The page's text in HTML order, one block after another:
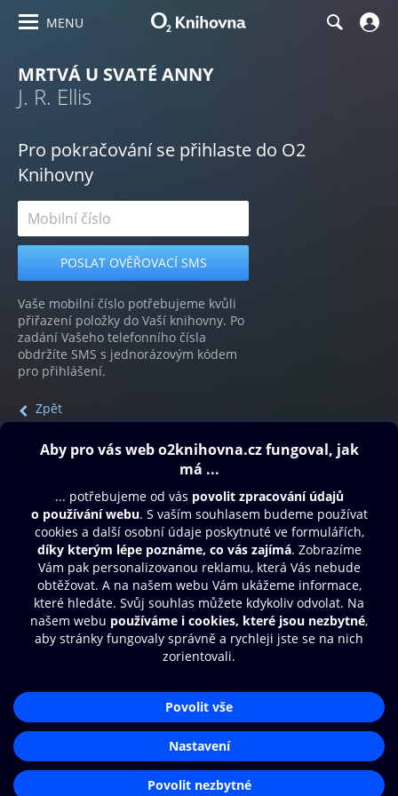
MENU
MRTVÁ U SVATÉ ANNY
J. R. Ellis
Pro pokračování se přihlaste do O2
Knihovny
Vaše mobilní číslo potřebujeme kvůli
přiřazení položky do Vaší knihovny. Po
zadání Vašeho telefonního čísla
obdržíte SMS s jednorázovým kódem
pro přihlášení.
Zpět
Obsah ke stažení
Moje O2 Knihovna
Další zábava
© O2 Czech Republic a.s.
Přístupnost
Zásady zpracování osobních údajů
Nastavení cookies
Aplikace O2 Knihovna
Čti a poslouchej své e-knihy a
audioknihy rychleji a pohodlněji.